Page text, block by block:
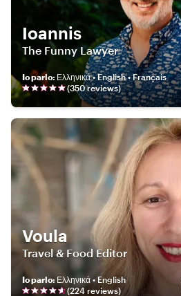
Ioannis
The Funny Lawyer
Io parlo: Ελληνικά • English • Français
(350reviews)
Voula
Travel & Food Editor
Io parlo: Ελληνικά • English
(224 reviews)